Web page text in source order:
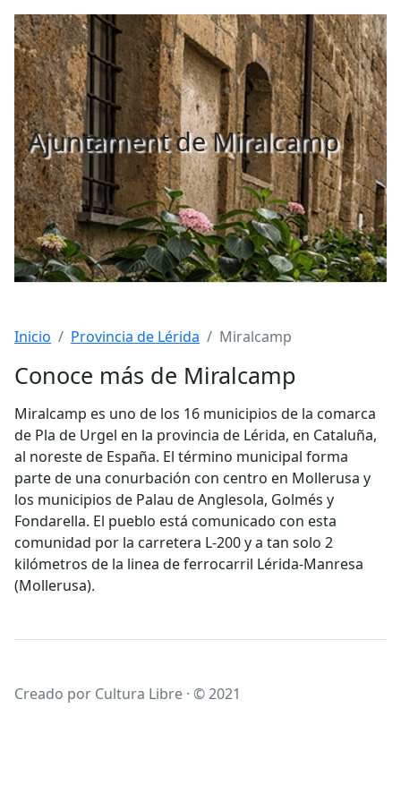
Ajuntament de Miralcamp
Inicio Provincia de Lérida Miralcamp
Conoce más de Miralcamp
Miralcamp es uno de los 16 municipios de la comarca
de Pla de Urgel en la provincia de Lérida, en Cataluña,
al noreste de España. El término municipal forma
parte de una conurbación con centro en Mollerusa y
los municipios de Palau de Anglesola, Golmés y
Fondarella. El pueblo está comunicado con esta
comunidad por la carretera L-200 y a tan solo 2
kilómetros de la linea de ferrocarril Lérida-Manresa
(Mollerusa).
Creado por Cultura Libre · © 2021